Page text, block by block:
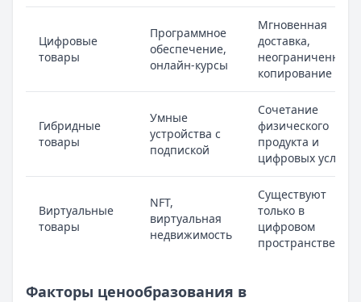
Цифровые
товары
Программное
обеспечение,
онлайн-курсы
Мгновенная
доставка,
неограниченное
копирование
Гибридные
товары
Умные
устройства с
подпиской
Сочетание
физического
продукта и
цифровых услуг
Виртуальные
товары
NFT,
виртуальная
недвижимость
Существуют
только в
цифровом
пространстве
Факторы ценообразования в